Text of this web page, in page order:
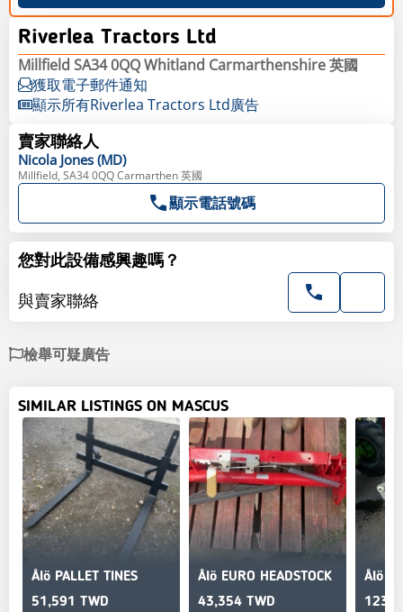
Riverlea Tractors Ltd
Millfield SA34 0QQ Whitland Carmarthenshire 英國
獲取電子郵件通知
顯示所有Riverlea Tractors Ltd廣告
賣家聯絡人
Nicola Jones (MD)
Millfield, SA34 0QQ Carmarthen 英國
顯示電話號碼
您對此設備感興趣嗎？
與賣家聯絡
檢舉可疑廣告
SIMILAR LISTINGS ON MASCUS
Ålö PALLET TINES
51,591 TWD
Ålö EURO HEADSTOCK
43,354 TWD